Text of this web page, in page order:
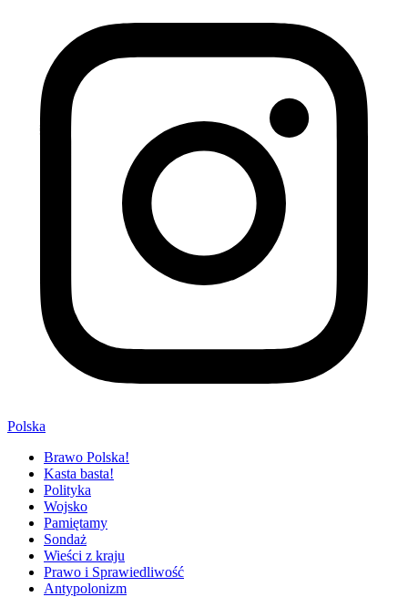
Polska
Brawo Polska!
Kasta basta!
Polityka
Wojsko
Pamiętamy
Sondaż
Wieści z kraju
Prawo i Sprawiedliwość
Antypolonizm